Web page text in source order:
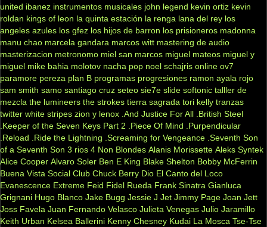
united ibanez instrumentos musicales john legend kevin ortiz kevin
roldan kings of leon la quinta estación la renga lana del rey los
angeles azules los gfez los hijos de barron los prisioneros madonna
manu chao marcela gandara marcos witt mastering de audio
masterizacion metronomo miel san marcos miguel mateos miguel y
miguel mike bahia molotov nacha pop noel schajris online ov7
paramore pereza plan B programas progresiones ramon ayala rojo
sam smith samo santiago cruz seteo sie7e slide softonic talller de
mezcla the lumineers the strokes tierra sagrada tori kelly tranzas
twitter white stripes zion y lenox .And Justice For All .British Steel
.Keeper of the Seven Keys Part 2
.Piece Of Mind
.Purpendicular
.Reload
.Ride the Lightning .Screaming for Vengeance .Seventh Son
of a Seventh Son 3 rios 4 Non Blondes Alanis Morissette Aleks Syntek
Alice Cooper Alvaro Soler Ben E King Blake Shelton Bobby McFerrin
Buena Vista Social Club Chuck Berry Dio El Canto del Loco
Evanescence Extreme Feid Fidel Rueda Frank Sinatra Gianluca
Grignani Hugo Blanco Jake Bugg Jessie J Jet Jimmy Page Joan Jett
Joss Favela Juan Fernando Velasco Julieta Venegas Julio Jaramillo
Keith Urban Kelsea Ballerini Kenny Chesney Kudai La Mosca Tse-Tse